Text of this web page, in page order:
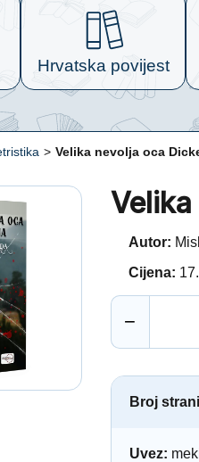
Hrvatska povijest
> Velika nevolja oca
Autor:
Cijena:
−
Broj
Uvez: